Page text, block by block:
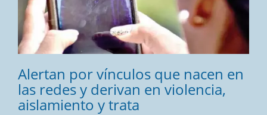
Alertan por vínculos que nacen en
las redes y derivan en violencia,
aislamiento y trata